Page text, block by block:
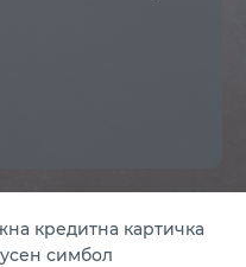
кредитна картичка
симбол